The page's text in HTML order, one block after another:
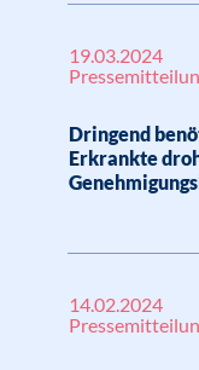
19.03.2024
Dringend
Erkrankte
14.02.2024